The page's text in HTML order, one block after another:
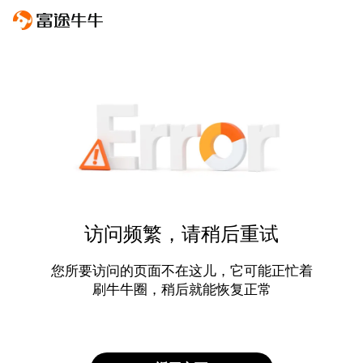
访问频繁，请稍后重试
您所要访问的页面不在这儿，它可能正忙着
刷牛牛圈，稍后就能恢复正常